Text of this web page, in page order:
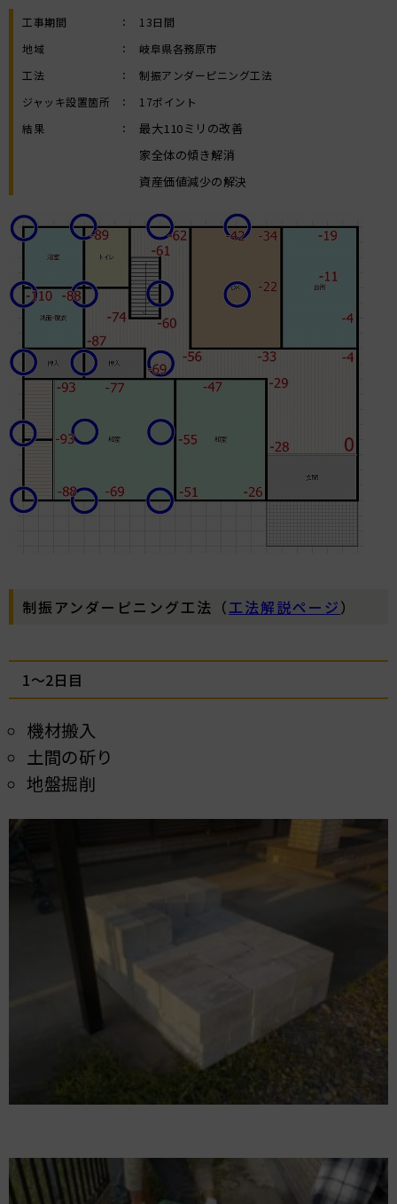
工事期間 ：
13日間
地域
：
岐阜県各務原市
工法
：
制振アンダーピニング工法
ジャッキ設置箇所
：
17ポイント
結果
：
最大110ミリの改善
家全体の傾き解消
資産価値減少の解決
制振アンダーピニング工法（工法解説ページ）
1～2日目
機材搬入
土間の斫り
地盤掘削